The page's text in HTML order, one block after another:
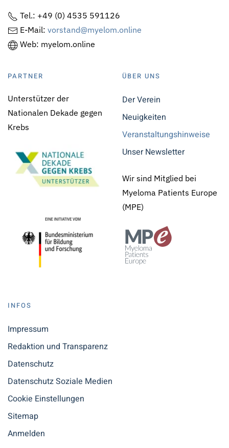
Tel.: +49 (0) 4535 591126
E-Mail: vorstand@myelom.online
Web: myelom.online
PARTNER
Unterstützer der
Nationalen Dekade gegen
Krebs
ÜBER UNS
Der Verein
Neuigkeiten
Veranstaltungshinweise
Unser Newsletter
Wir sind Mitglied bei
Myeloma Patients Europe
(MPE)
INFOS
Impressum
Redaktion und Transparenz
Datenschutz
Datenschutz Soziale Medien
Cookie Einstellungen
Sitemap
Anmelden